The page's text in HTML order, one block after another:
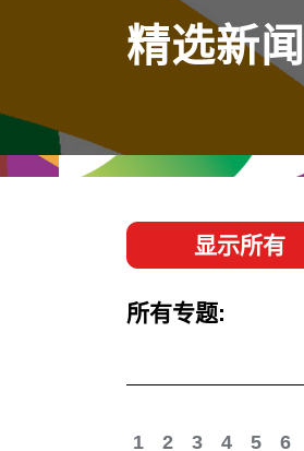
独特优势
最新活动精选
都会生活
初创企业
推广香港@中东
推广香港@粤港澳
媒体资讯
精选新
显示所有
所有专题:
1 2 3 4 5 6